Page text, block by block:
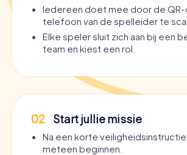
Iedereen doet mee door de
telefoon van de spelleider te
Elke speler sluit zich aan bij een
team en kiest een rol.
02 Start jullie missie
Na een korte veiligheidsinstructie
meteen beginnen.